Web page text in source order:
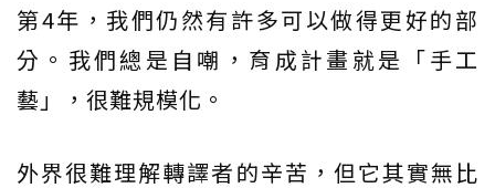
第4年，我們仍然有許多可以做得更好的部
分。我們總是自嘲，育成計畫就是「手工
藝」，很難規模化。
外界很難理解轉譯者的辛苦，但它其實無比